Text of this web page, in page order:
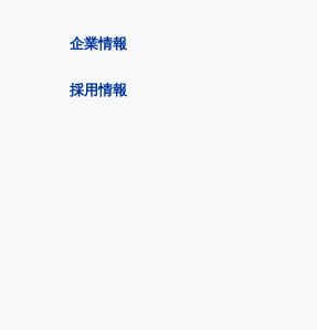
企業情報
採用情報